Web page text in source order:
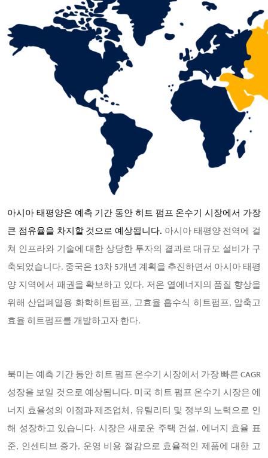
아시아 태평양은 예측 기간 동안 히트 펌프 온수기 시장에서 가장
큰 점유율을 차지할 것으로 예상됩니다. 아시아 태평양 전역에 걸
쳐 인프라와 기술에 대한 상당한 투자의 결과로 대규모 설비가 구
축되었습니다. 중국은 13차 5개년 계획을 추진하면서 아시아 태평
양 지역에서 패권을 확보하고 있다. 저온 열에너지의 품질 향상을
위해 산업폐열용 화학히트펌프, 고효율 흡수식 히트펌프, 압축고
효율 히트펌프를 개발하고자 한다.
북미는 예측 기간 동안 히트 펌프 온수기 시장에서 가장 빠른 CAGR
성장을 보일 것으로 예상됩니다. 미국 히트 펌프 온수기 시장은 에
너지 효율성의 이점과 제조업체, 유틸리티 및 정부의 노력으로 인
해 성장하고 있습니다. 시장은 새로운 주택 건설, 에너지 효율 표
준, 인센티브 증가, 운영 비용 절감으로 효율적인 제품에 대한 고